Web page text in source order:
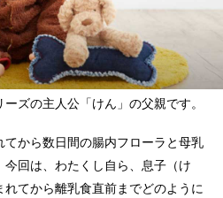
ズの主人公「けん」の父親です。
から数日間の腸内フローラと母乳
回は、わたくし自ら、息子（け
てから離乳食直前までどのように